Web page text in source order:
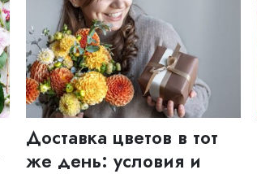
Доставка цветов в тот
же день: условия и